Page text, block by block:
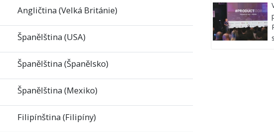
Angličtina (Velká Británie)
Španělština (USA)
Španělština (Španělsko)
Španělština (Mexiko)
Filipínština (Filipíny)